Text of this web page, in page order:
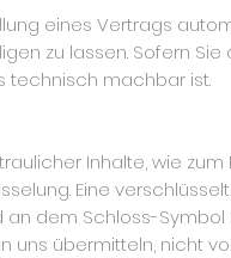
eines Vertrags
zu lassen. Sofern
technisch machbar ist.
Inhalte, wie
Eine
an dem Schloss-Symbol
uns übermitteln, nicht